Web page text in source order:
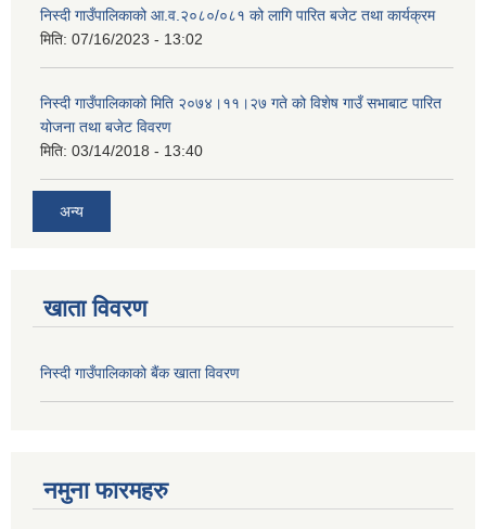
निस्दी गाउँपालिकाको आ.व.२०८०/०८१ को लागि पारित बजेट तथा कार्यक्रम
मिति: 07/16/2023 - 13:02
निस्दी गाउँपालिकाको मिति २०७४।११।२७ गते को विशेष गाउँ सभाबाट पारित
योजना तथा बजेट विवरण
मिति: 03/14/2018 - 13:40
अन्य
खाता विवरण
निस्दी गाउँपालिकाको बैंक खाता विवरण
नमुना फारमहरु